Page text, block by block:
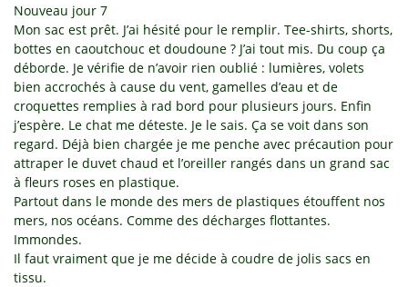
Nouveau jour 7
Mon sac est prêt. J’ai hésité pour le remplir. Tee-shirts, shorts,
bottes en caoutchouc et doudoune ? J’ai tout mis. Du coup ça
déborde. Je vérifie de n’avoir rien oublié : lumières, volets
bien accrochés à cause du vent, gamelles d’eau et de
croquettes remplies à rad bord pour plusieurs jours. Enfin
j’espère. Le chat me déteste. Je le sais. Ça se voit dans son
regard. Déjà bien chargée je me penche avec précaution pour
attraper le duvet chaud et l’oreiller rangés dans un grand sac
à fleurs roses en plastique.
Partout dans le monde des mers de plastiques étouffent nos
mers, nos océans. Comme des décharges flottantes.
Immondes.
Il faut vraiment que je me décide à coudre de jolis sacs en
tissu.